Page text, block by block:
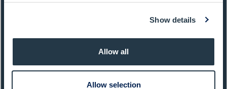
Show details
Allow all
Allow selection
List: Sweden First North
495,0 SEKm